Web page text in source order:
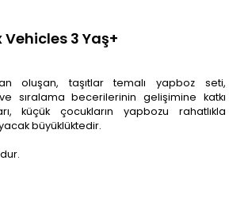
Vehicles 3 Yaş+
oluşan, taşıtlar temalı yapboz seti,
sıralama becerilerinin gelişimine katkı
küçük çocukların yapbozu rahatlıkla
büyüklüktedir.